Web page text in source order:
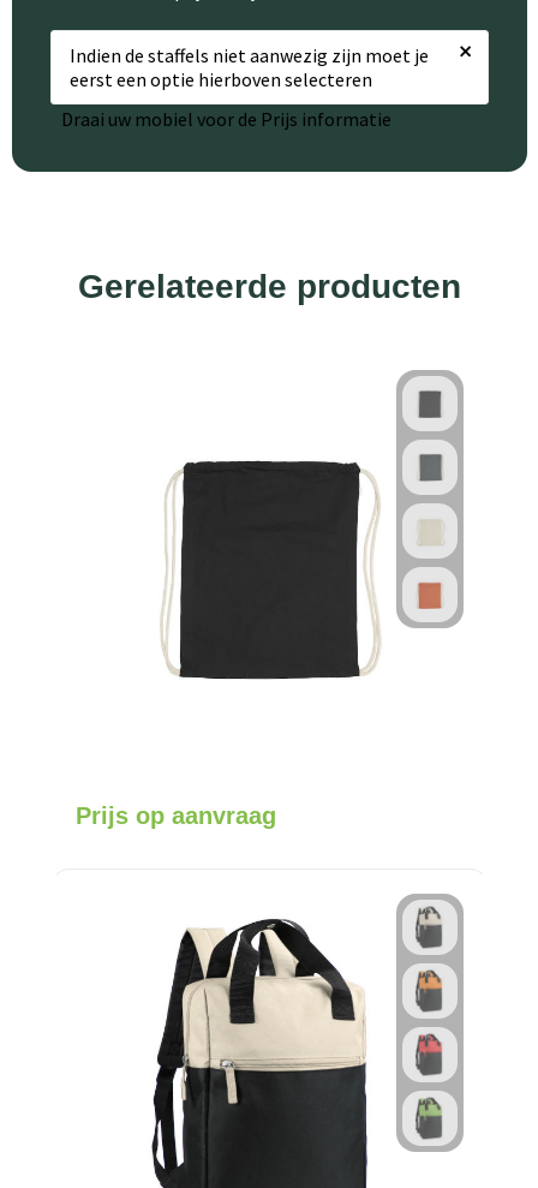
Indien de staffels niet aanwezig zijn moet je
eerst een optie hierboven selecteren
×
Draai uw mobiel voor de Prijs informatie
Gerelateerde producten
Prijs op aanvraag